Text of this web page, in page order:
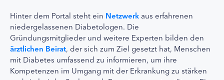
Hinter dem Portal steht ein Netzwerk aus erfahrenen
niedergelassenen Diabetologen. Die
Gründungsmitglieder und weitere Experten bilden den
ärztlichen Beirat, der sich zum Ziel gesetzt hat, Menschen
mit Diabetes umfassend zu informieren, um ihre
Kompetenzen im Umgang mit der Erkrankung zu stärken